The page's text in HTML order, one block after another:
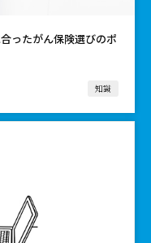
ったがん保険選びのポ
知識